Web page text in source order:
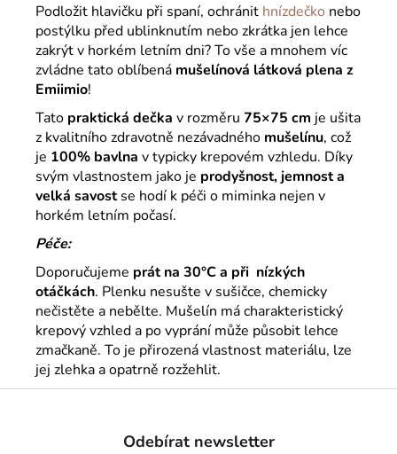
Podložit hlavičku při spaní, ochránit hnízdečko nebo
postýlku před ublinknutím nebo zkrátka jen lehce
zakrýt v horkém letním dni? To vše a mnohem víc
zvládne tato oblíbená mušelínová látková plena z
Emiimio!
Tato praktická dečka v rozměru 75×75 cm je ušita
z kvalitního zdravotně nezávadného mušelínu, což
je 100% bavlna v typicky krepovém vzhledu. Díky
svým vlastnostem jako je prodyšnost, jemnost a
velká savostse hodí k péči o miminka nejen v
horkém letním počasí.
Péče:
Doporučujeme prát na 30°C a při nízkých
otáčkách. Plenku nesušte v sušičce, chemicky
nečistěte a nebělte. Mušelín má charakteristický
krepový vzhled a po vyprání může působit lehce
zmačkaně. To je přirozená vlastnost materiálu, lze
jej zlehka a opatrně rozžehlit.
Odebírat newsletter